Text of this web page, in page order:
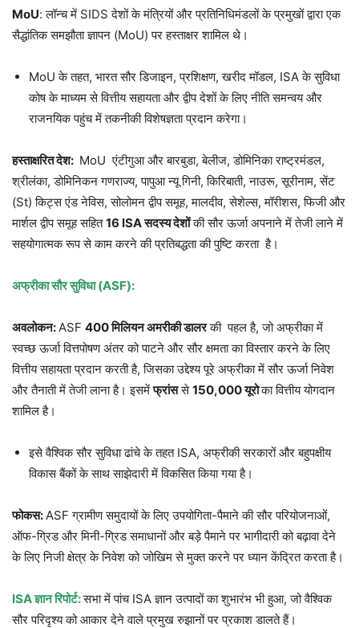
MoU: लॉन्च में SIDS देशों के मंत्रियों और प्रतिनिधिमंडलों के प्रमुखों द्वारा एक
सैद्धांतिक समझौता ज्ञापन (MoU) पर हस्ताक्षर शामिल थे।
MoU के तहत, भारत सौर डिजाइन, प्रशिक्षण, खरीद मॉडल, ISA के सुविधा
कोष के माध्यम से वित्तीय सहायता और द्वीप देशों के लिए नीति समन्वय और
राजनयिक पहुंच में तकनीकी विशेषज्ञता प्रदान करेगा।
हस्ताक्षरित देश: MoU एंटीगुआ और बारबुडा, बेलीज, डोमिनिका राष्ट्रमंडल,
श्रीलंका, डोमिनिकन गणराज्य, पापुआ न्यू गिनी, किरिबाती, नाउरू, सूरीनाम, सेंट
(St) किट्स एंड नेविस, सोलोमन द्वीप समूह, मालदीव, सेशेल्स, मॉरीशस, फिजी और
मार्शल द्वीप समूह सहित16 ISA सदस्य देशोंकी सौर ऊर्जा अपनाने में तेजी लाने में
सहयोगात्मक रूप से काम करने की प्रतिबद्धता की पुष्टि करता है।
अफ्रीका सौर सुविधा (ASF):
अवलोकन: ASF 400 मिलियन अमरीकी डालरकी पहल है, जो अफ्रीका में
स्वच्छ ऊर्जा वित्तपोषण अंतर को पाटने और सौर क्षमता का विस्तार करने के लिए
वित्तीय सहायता प्रदान करती है, जिसका उद्देश्य पूरे अफ्रीका में सौर ऊर्जा निवेश
और तैनाती में तेजी लाना है। इसमेंफ्रांससे150,000 यूरोका वित्तीय योगदान
शामिल है।
इसे वैश्विक सौर सुविधा ढांचे के तहत ISA, अफ्रीकी सरकारों और बहुपक्षीय
विकास बैंकों के साथ साझेदारी में विकसित किया गया है।
फोकस: ASF ग्रामीण समुदायों के लिए उपयोगिता-पैमाने की सौर परियोजनाओं,
ऑफ-ग्रिड और मिनी-ग्रिड समाधानों और बड़े पैमाने पर भागीदारी को बढ़ावा देने
के लिए निजी क्षेत्र के निवेश को जोखिम से मुक्त करने पर ध्यान केंद्रित करता है।
ISA ज्ञान रिपोर्ट:सभा में पांच ISA ज्ञान उत्पादों का शुभारंभ भी हुआ, जो वैश्विक
सौर परिदृश्य को आकार देने वाले प्रमुख रुझानों पर प्रकाश डालते हैं।